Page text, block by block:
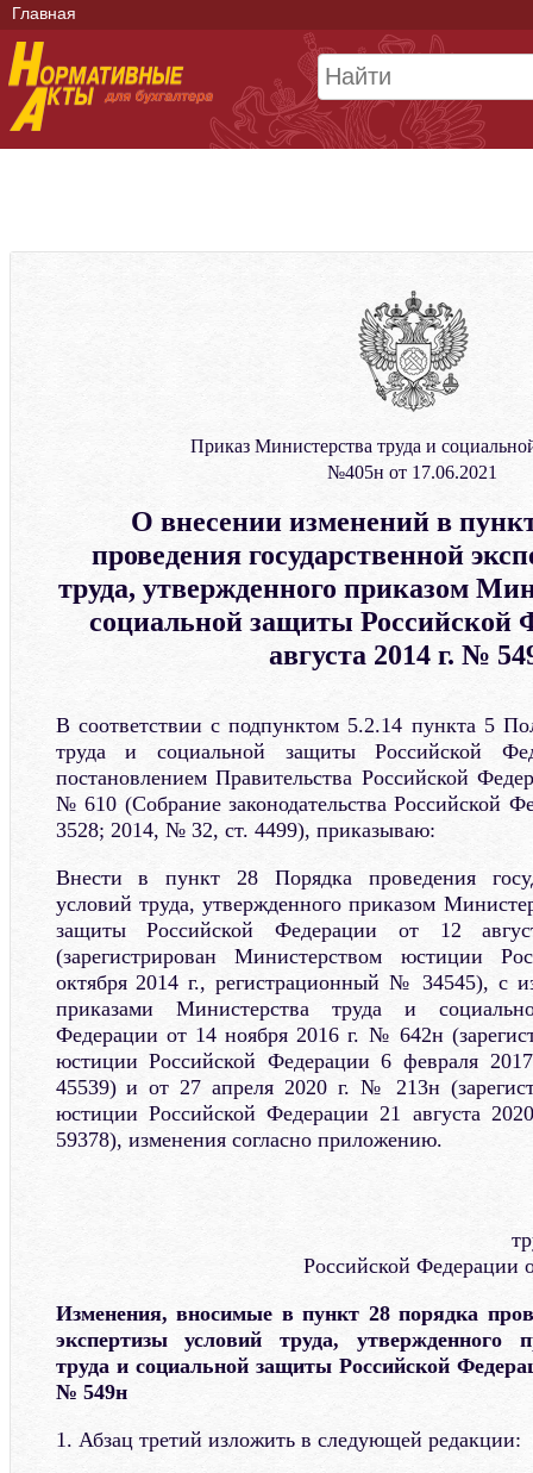
Главная
Приказ Министерства труда и
№405н от 17.06.2021
О внесении изменений в
проведения государственной
труда, утвержденного приказом
социальной защиты Российской
августа 2014 г. №
В соответствии с подпунктом 5.2.14 пункта 5
труда и социальной защиты Российской
постановлением Правительства Российской
№ 610 (Собрание законодательства Российской
3528; 2014, № 32, ст. 4499), приказываю:
Внести в пункт 28 Порядка проведения
условий труда, утвержденного приказом
защиты Российской Федерации от 12
(зарегистрирован Министерством юстиции
октября 2014 г., регистрационный № 34545), с
приказами Министерства труда и
Федерации от 14 ноября 2016 г. № 642н
юстиции Российской Федерации 6 февраля
45539) и от 27 апреля 2020 г. № 213н
юстиции Российской Федерации 21 августа
59378), изменения согласно приложению.
Российской Федерации
Изменения, вносимые в пункт 28 порядка
экспертизы условий труда, утвержденного
труда и социальной защиты Российской
№ 549н
1. Абзац третий изложить в следующей редакции: